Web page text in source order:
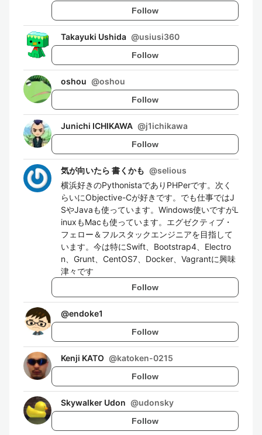
Follow
Takayuki Ushida @usiusi360
Follow
oshou @oshou
Follow
Junichi ICHIKAWA @j1ichikawa
Follow
気が向いたら 書くかも @selious
横浜好きのPythonistaでありPHPerです。次く
らいにObjective-Cが好きです。でも仕事ではJ
SやJavaも使っています。Windows使いですがL
inuxもMacも使っています。エグゼクティブ・
フェロー＆フルスタックエンジニアを目指して
います。今は特にSwift、Bootstrap4、Electro
n、Grunt、CentOS7、Docker、Vagrantに興味
津々です
Follow
@endoke1
Follow
Kenji KATO @katoken-0215
Follow
Skywalker Udon @udonsky
Follow